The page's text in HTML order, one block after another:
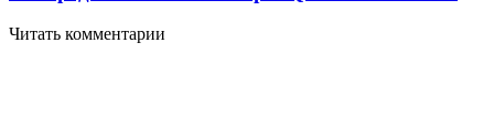
Читать комментарии